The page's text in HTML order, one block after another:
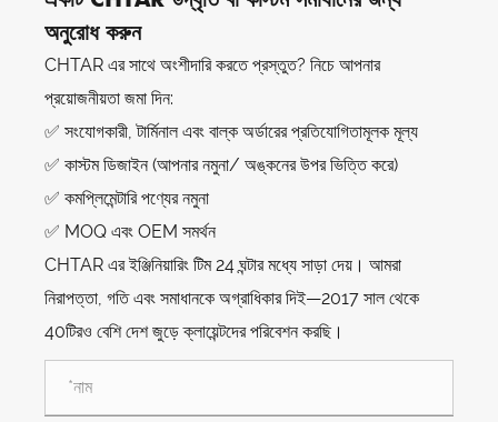
অনুরোধ করুন
CHTAR এর সাথে অংশীদারি করতে প্রস্তুত? নিচে আপনার
প্রয়োজনীয়তা জমা দিন:
✅ সংযোগকারী, টার্মিনাল এবং বাল্ক অর্ডারের প্রতিযোগিতামূলক মূল্য
✅ কাস্টম ডিজাইন (আপনার নমুনা/ অঙ্কনের উপর ভিত্তি করে)
✅ কমপ্লিমেন্টারি পণ্যের নমুনা
✅ MOQ এবং OEM সমর্থন
CHTAR এর ইঞ্জিনিয়ারিং টিম 24 ঘন্টার মধ্যে সাড়া দেয়। আমরা
নিরাপত্তা, গতি এবং সমাধানকে অগ্রাধিকার দিই—2017 সাল থেকে
40টিরও বেশি দেশ জুড়ে ক্লায়েন্টদের পরিবেশন করছি।